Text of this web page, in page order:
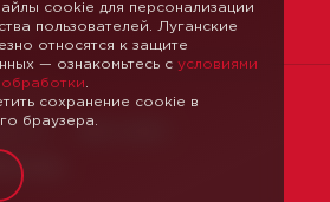
cookie для персонализации
пользователей. Луганские
относятся к защите
— ознакомьтесь с условиями
сохранение cookie в
браузера.
Карта сайта